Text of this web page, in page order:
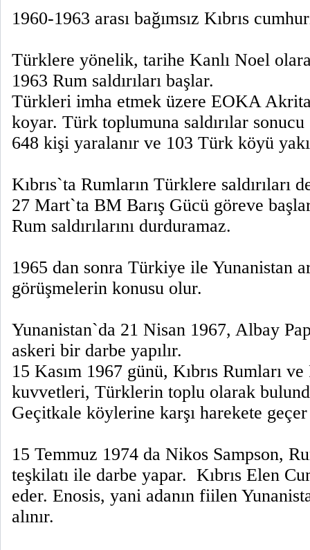
1960-1963 arası bağımsız Kıbrıs
Türklere yönelik, tarihe Kanlı Noel
1963 Rum saldırıları başlar.
Türkleri imha etmek üzere EOKA
koyar. Türk toplumuna saldırılar
648 kişi yaralanır ve 103 Türk köyü
Kıbrıs`ta Rumların Türklere saldırıları
27 Mart`ta BM Barış Gücü göreve
Rum saldırılarını durduramaz.
1965 dan sonra Türkiye ile Yunanistan
görüşmelerin konusu olur.
Yunanistan`da 21 Nisan 1967, Albay
askeri bir darbe yapılır.
15 Kasım 1967 günü, Kıbrıs Rumları
kuvvetleri, Türklerin toplu olarak
Geçitkale köylerine karşı harekete geçer
15 Temmuz 1974 da Nikos Sampson,
teşkilatı ile darbe yapar. Kıbrıs Elen
eder. Enosis, yani adanın fiilen
alınır.